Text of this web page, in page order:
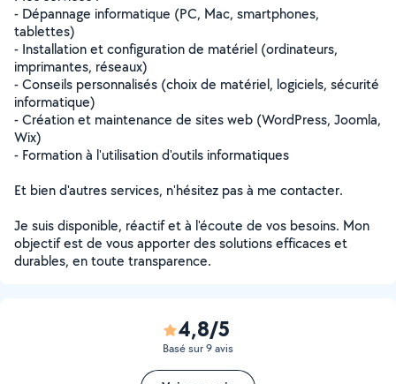
- Dépannage informatique (PC, Mac, smartphones,
tablettes)
- Installation et configuration de matériel (ordinateurs,
imprimantes, réseaux)
- Conseils personnalisés (choix de matériel, logiciels, sécurité
informatique)
- Création et maintenance de sites web (WordPress, Joomla,
Wix)
- Formation à l'utilisation d'outils informatiques
Et bien d'autres services, n'hésitez pas à me contacter.
Je suis disponible, réactif et à l'écoute de vos besoins. Mon
objectif est de vous apporter des solutions efficaces et
durables, en toute transparence.
4,8/5
Basé sur 9 avis